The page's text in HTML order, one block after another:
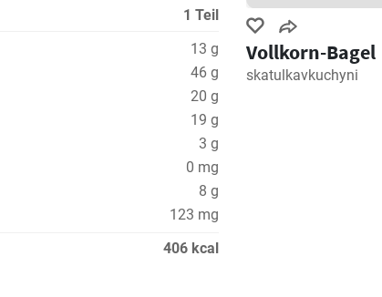
1 Teil
13 g
46 g
20 g
19 g
3 g
0 mg
8 g
123 mg
406 kcal
Vollkorn-Bagel
skatulkavkuchyni